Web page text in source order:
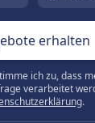
erhalten
ich zu, dass
verarbeitet
.